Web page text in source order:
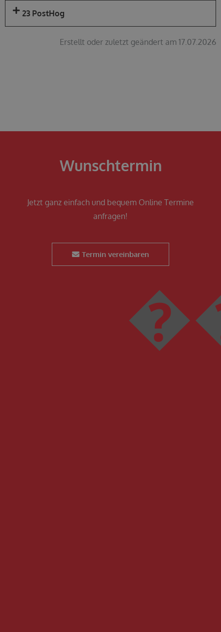
23 PostHog
Erstellt oder zuletzt geändert am 17.07.2026
Wunschtermin
Jetzt ganz einfach und bequem Online Termine
anfragen!
Termin vereinbaren